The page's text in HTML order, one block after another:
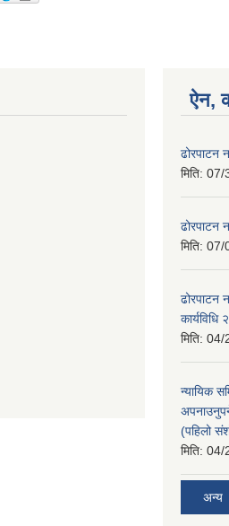
ऐन,
ढोरपाटन
मिति: 07/
ढोरपाटन
मिति: 07/
ढोरपाटन
कार्यविधि
मिति: 04/
न्यायिक
(पहिलो
मिति: 04/
अन्य